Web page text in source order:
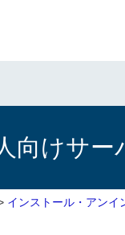
けサー
インストール・アンイ